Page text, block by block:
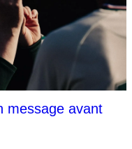
message avant